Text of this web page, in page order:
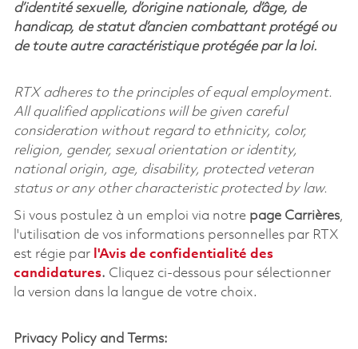
d’identité sexuelle, d’origine nationale, d’âge, de
handicap, de statut d’ancien combattant protégé ou
de toute autre caractéristique protégée par la loi.
RTX adheres to the principles of equal employment.
All qualified applications will be given careful
consideration without regard to ethnicity, color,
religion, gender, sexual orientation or identity,
national origin, age, disability, protected veteran
status or any other characteristic protected by law.
Si vous postulez à un emploi via notre page Carrières,
l'utilisation de vos informations personnelles par RTX
est régie par l'Avis de confidentialité des
candidatures. Cliquez ci-dessous pour sélectionner
la version dans la langue de votre choix.
Privacy Policy and Terms: